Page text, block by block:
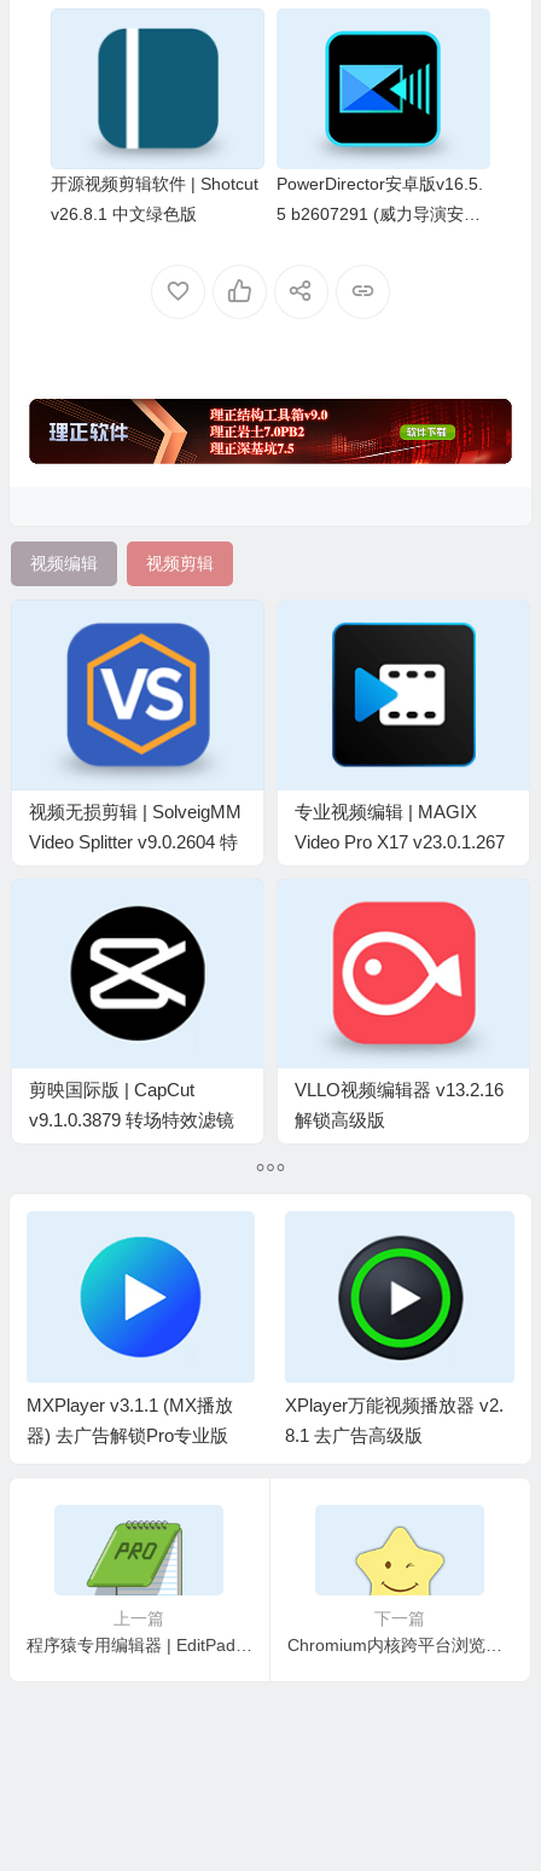
绿色便携版
0 中文绿色版
开源视频剪辑软件 | Shotcut
v26.8.1 中文绿色版
PowerDirector安卓版v16.5.
5 b2607291 (威力导演安卓
视频编辑 视频剪辑
视频无损剪辑 | SolveigMM
Video Splitter v9.0.2604 特
专业视频编辑 | MAGIX
Video Pro X17 v23.0.1.267
剪映国际版 | CapCut
v9.1.0.3879 转场特效滤镜
VLLO视频编辑器 v13.2.16
解锁高级版
MXPlayer v3.1.1 (MX播放
器) 去广告解锁Pro专业版
XPlayer万能视频播放器 v2.
8.1 去广告高级版
上一篇
下一篇
Chromium内核跨平台浏览器 | 星愿浏览器Twinkstar v11.2.1000.2607 最新版